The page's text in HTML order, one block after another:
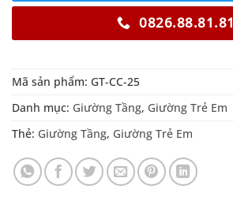
0826.88.81.81
Mã sản phẩm: GT-CC-25
Danh mục: Giường Tầng, Giường Trẻ Em
Thẻ: Giường Tầng, Giường Trẻ Em